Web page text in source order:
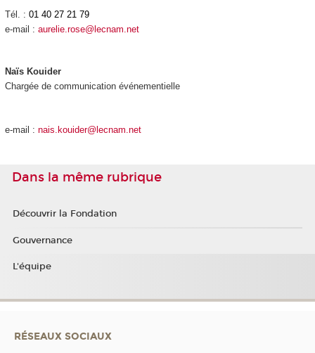
Tél. : 01 40 27 21 79
e-mail : aurelie.rose@lecnam.net
Naïs Kouider
Chargée de communication événementielle
e-mail : nais.kouider@lecnam.net
Dans la même rubrique
Découvrir la Fondation
Gouvernance
L'équipe
RÉSEAUX SOCIAUX